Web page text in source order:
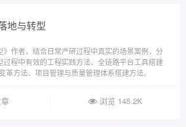
地与转型
》作者，结合日常产研过程中真实的场景案例，分
程中有效的工程实践方法、全链路平台工具搭建
革方法、项目管理与质量管理体系搭建方法。
浏览 145.2K